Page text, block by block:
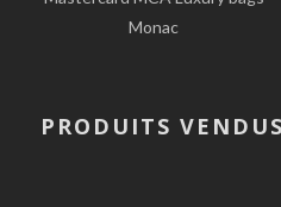
Monac
PRODUITS VENDUS